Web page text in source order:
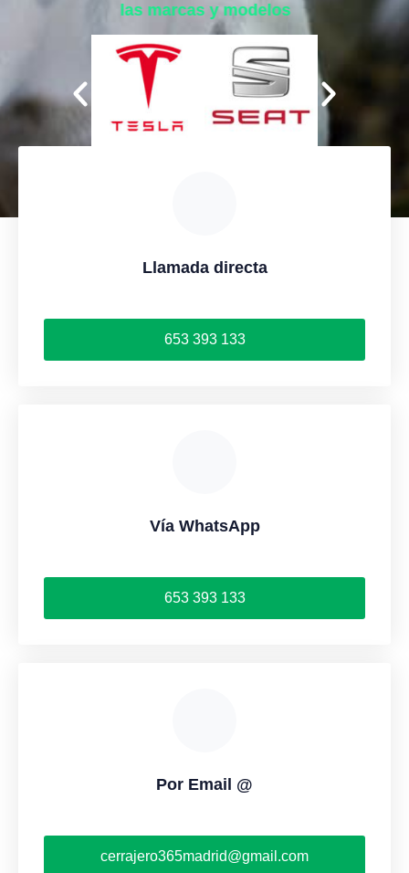
las marcas y modelos
Llamada directa
653 393 133
Vía WhatsApp
653 393 133
Por Email @
cerrajero365madrid@gmail.com